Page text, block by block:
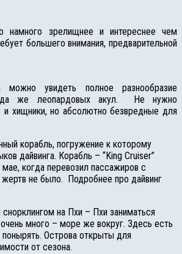
намного зрелищнее и интереснее чем
большего внимания, предварительной
можно увидеть полное разнообразие
же леопардовых акул. Не нужно
и хищники, но абсолютно безвредные для
корабль, погружение к которому
дайвинга. Корабль – “King Cruiser”
когда перевозил пассажиров с
жертв не было. Подробнее про дайвинг
на Пхи – Пхи заниматься
много – море же вокруг. Здесь есть
Острова открыты для
от сезона.